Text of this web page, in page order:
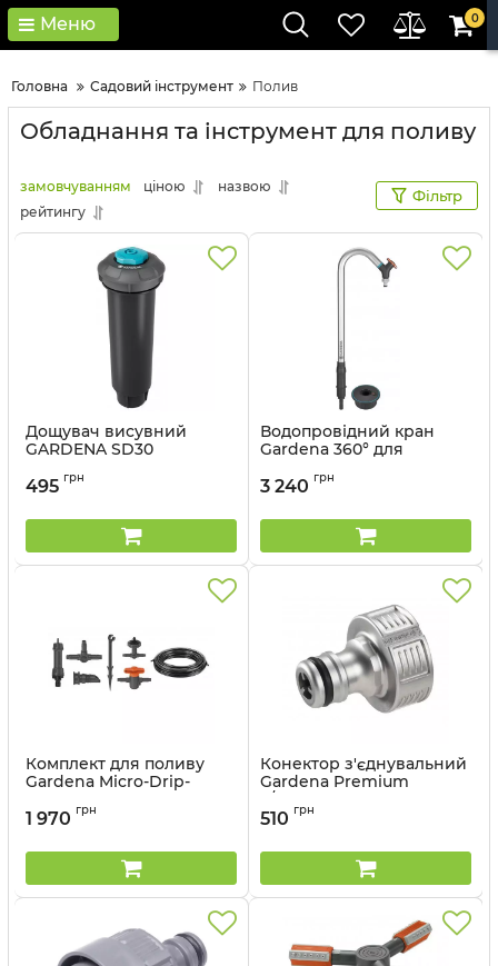
Меню 0
Головна Садовий інструмент Полив
Обладнання та інструмент для поливу
замовчуванням ціною
назвою
рейтингу
Фільтр
Дощувач висувний
GARDENA SD30
495 грн
Водопровідний кран
Gardena 360° для
Артикул: 08252-20.000.00
3 240 грн
Комплект для поливу
Gardena Micro-Drip-
рослин
1 970 грн
Конектор з'єднувальний
Gardena Premium
3/4&quot;
Артикул:
510 грн